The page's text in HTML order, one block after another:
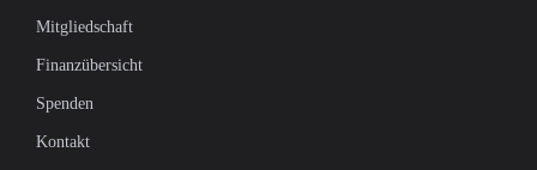
Mitgliedschaft
Finanzübersicht
Spenden
Kontakt